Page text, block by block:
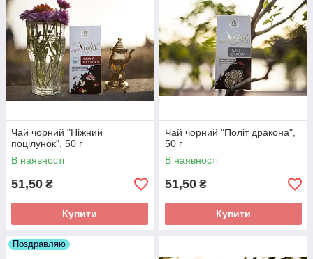
Чай чорний "Ніжний
поцілунок", 50 г
В наявності
51,50 ₴
Купити
Чай чорний "Політ дракона",
50 г
В наявності
51,50 ₴
Купити
Поздравляю